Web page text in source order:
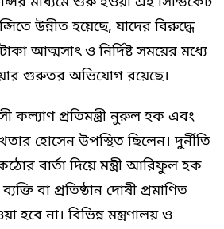
উন্নীত হয়েছে, যাদের বিরুদ্ধে
আত্মসাৎ ও নির্দিষ্ট সময়ের মধ্যে
গুরুতর অভিযোগ রয়েছে।
কল্যাণ প্রতিমন্ত্রী নুরুল হক এবং
হোসেন উপস্থিত ছিলেন। দুর্নীতি
বার্তা দিয়ে মন্ত্রী আরিফুল হক
বা প্রতিষ্ঠান দোষী প্রমাণিত
হবে না। বিভিন্ন মন্ত্রণালয় ও